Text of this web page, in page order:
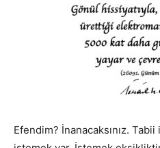
Efendim? İnanacaksınız.